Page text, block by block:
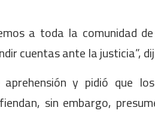
a toda la comunidad
cuentas ante la justicia”,
y pidió que
sin embargo,